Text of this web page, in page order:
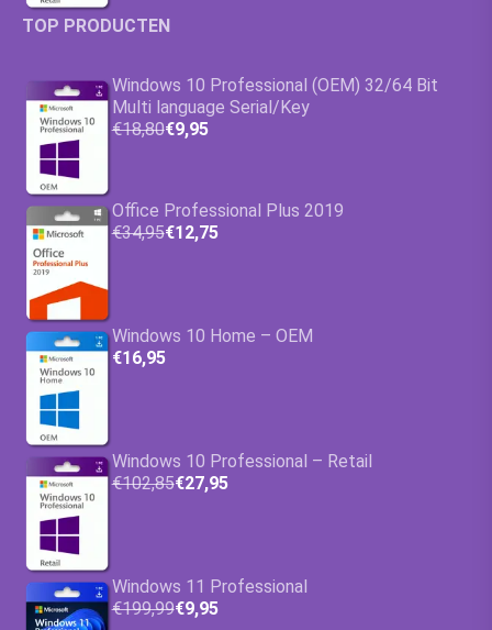
TOP PRODUCTEN
Windows 10 Professional (OEM) 32/64 Bit
Multi language Serial/Key
€18,80€9,95
Office Professional Plus 2019
€34,95€12,75
Windows 10 Home – OEM
€16,95
Windows 10 Professional – Retail
€102,85€27,95
Windows 11 Professional
€199,99€9,95